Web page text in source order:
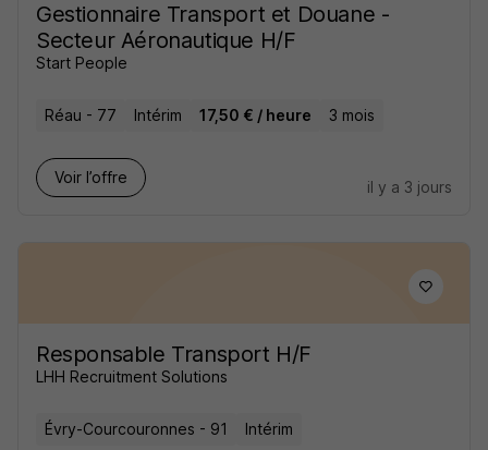
Gestionnaire Transport et Douane -
Secteur Aéronautique H/F
Start People
Réau - 77 Intérim 17,50 € / heure 3 mois
Voir l’offre
il y a 3 jours
Responsable Transport H/F
LHH Recruitment Solutions
Évry-Courcouronnes - 91 Intérim